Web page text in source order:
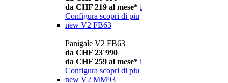
da CHF 219 al mese* i
Configura scopri di piu
new V2 FB63
Panigale V2 FB63
da CHF 23´990
da CHF 259 al mese* i
Configura scopri di piu
new V2 MM93